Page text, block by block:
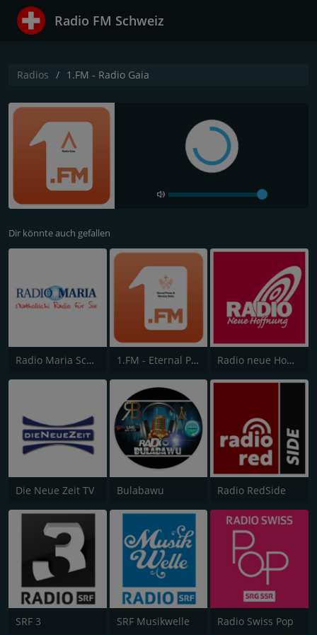
Radio FM Schweiz
Radios 1.FM - Radio Gaia
Dir könnte auch gefallen
Radio Maria Schweiz 1.FM - Eternal Praise and worship Radio neue Hoffnung
Die Neue Zeit TV Bulabawu Radio RedSide
SRF 3 SRF Musikwelle Radio Swiss Pop